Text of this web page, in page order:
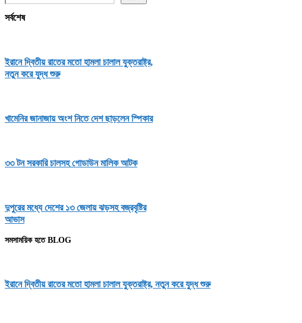
সর্বশেষ
ইরানে দ্বিতীয় রাতের মতো হামলা চালাল যুক্তরাষ্ট্র,
নতুন করে যুদ্ধ শুরু
খামেনির জানাজায় অংশ নিতে দেশ ছাড়লেন স্পিকার
৩৩ টন সরকারি চালসহ গোডাউন মালিক আটক
দুপুরের মধ্যে দেশের ১৩ জেলায় ঝড়সহ বজ্রবৃষ্টির
আভাস
সমসাময়িক হতে BLOG
ইরানে দ্বিতীয় রাতের মতো হামলা চালাল যুক্তরাষ্ট্র, নতুন করে যুদ্ধ শুরু